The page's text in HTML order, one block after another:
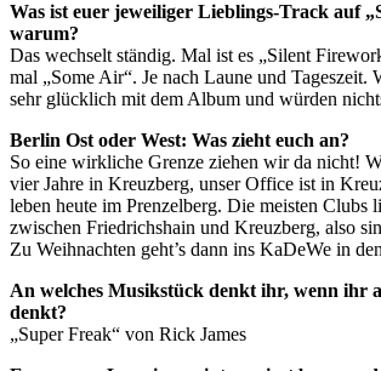
Was ist euer jeweiliger Lieblings-Track auf
warum?
Das wechselt ständig. Mal ist es „Silent
mal „Some Air“. Je nach Laune und Tageszeit.
sehr glücklich mit dem Album und würden
Berlin Ost oder West: Was zieht euch an?
So eine wirkliche Grenze ziehen wir da nicht!
vier Jahre in Kreuzberg, unser Office ist in
leben heute im Prenzelberg. Die meisten Clubs
zwischen Friedrichshain und Kreuzberg, also
Zu Weihnachten geht’s dann ins KaDeWe in
An welches Musikstück denkt ihr, wenn ihr
denkt?
„Super Freak“ von Rick James